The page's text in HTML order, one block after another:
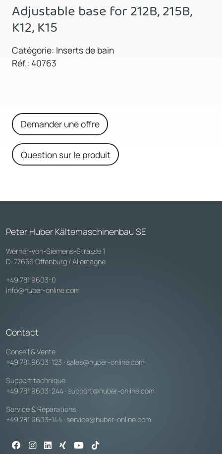
Adjustable base for 212B, 215B,
K12, K15
Catégorie: Inserts de bain
Réf.: 40763
Demander une offre
Question sur le produit
Peter Huber Kältemaschinenbau SE
Werner-von-Siemens-Strasse 1
D-77656 Offenburg / Allemagne
+49 781 9603-0
info@huber-online.com
Contact
Conseil & Vente
+49 781 9603-123 · sales@huber-online.com
Support technique
+49 781 9603-244 · support@huber-online.com
Service & Réparations
+49 781 9603-144 · service@huber-online.com